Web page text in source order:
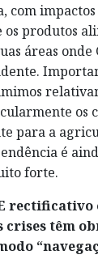
com
produtos
áreas onde
os
para a
é
forte.
rectificativo
crises têm